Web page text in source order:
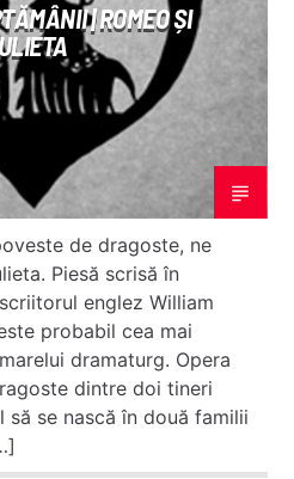
| ROMEO ȘI
de dragoste, ne
Piesă scrisă în
englez William
probabil cea mai
dramaturg. Opera
dintre doi tineri
să se nască în două familii